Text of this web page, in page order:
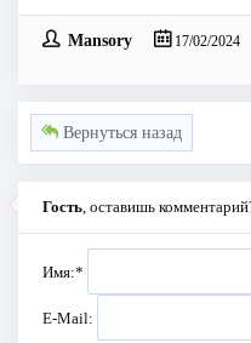
Mansory 17/02/2024
Вернуться назад
Гость, оставишь
Имя:*
E-Mail: